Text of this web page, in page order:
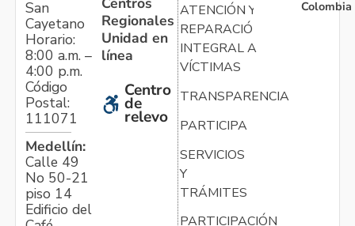
San
Cayetano
Horario:
8:00 a.m. –
4:00 p.m.
Código
Postal:
111071
Medellín:
Calle 49
No 50-21
piso 14
Edificio del
Regionales
Unidad en
línea
Centro
de
relevo
ATENCIÓN Y
REPARACIÓN
INTEGRAL A
VÍCTIMAS
TRANSPARENCIA
PARTICIPA
SERVICIOS
Y
TRÁMITES
PARTICIPACIÓN
Colombia